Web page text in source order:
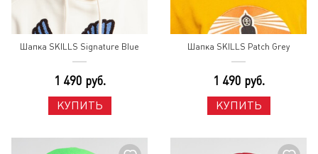
Шапка SKILLS Signature Blue
1 490 руб.
КУПИТЬ
Шапка SKILLS Patch Grey
1 490 руб.
КУПИТЬ